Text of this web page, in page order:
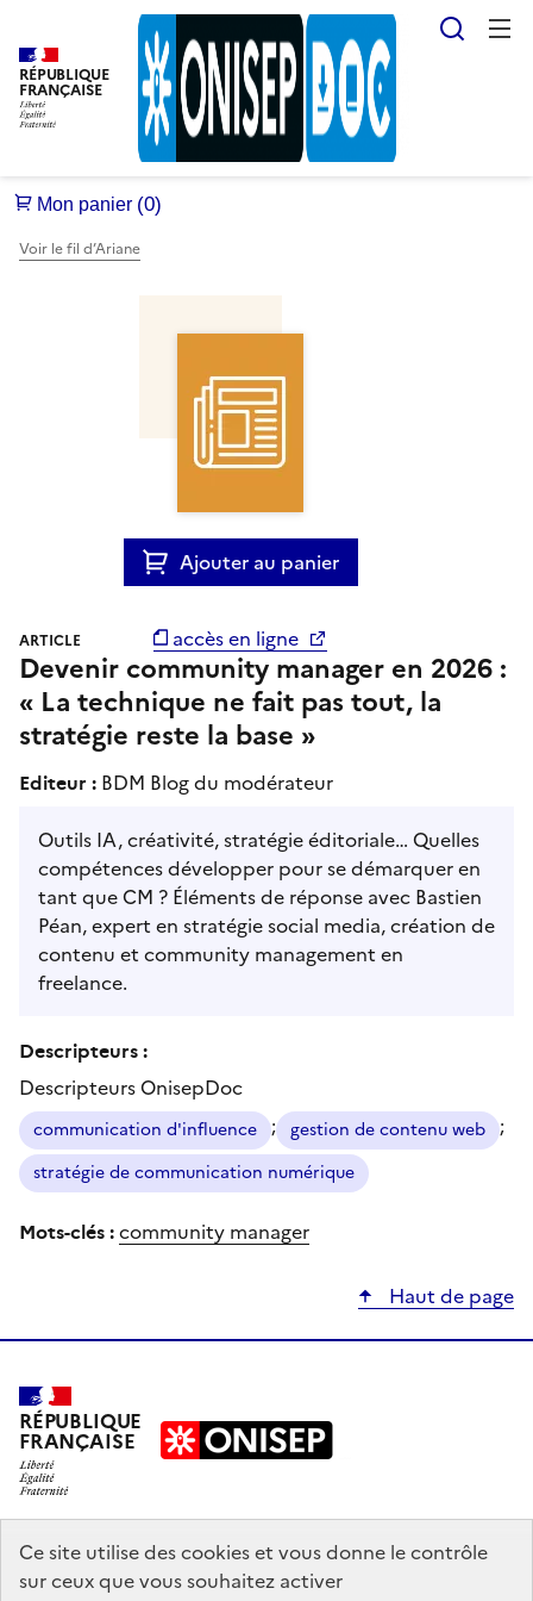
Ce site utilise des cookies et vous donne le contrôle
sur ceux que vous souhaitez activer
RÉPUBLIQUE
FRANÇAISE
Voir le fil d’Ariane
Ajouter au panier
accès en ligne
ARTICLE
Devenir community manager en 2026 :
« La technique ne fait pas tout, la
stratégie reste la base »
Editeur : BDM Blog du modérateur
Outils IA, créativité, stratégie éditoriale… Quelles
compétences développer pour se démarquer en
tant que CM ? Éléments de réponse avec Bastien
Péan, expert en stratégie social media, création de
contenu et community management en
freelance.
Descripteurs :
Descripteurs OnisepDoc
communication d'influence ; gestion de contenu web ;
stratégie de communication numérique
Mots-clés :community manager
Haut de page
RÉPUBLIQUE
FRANÇAISE
education.gouv.fr